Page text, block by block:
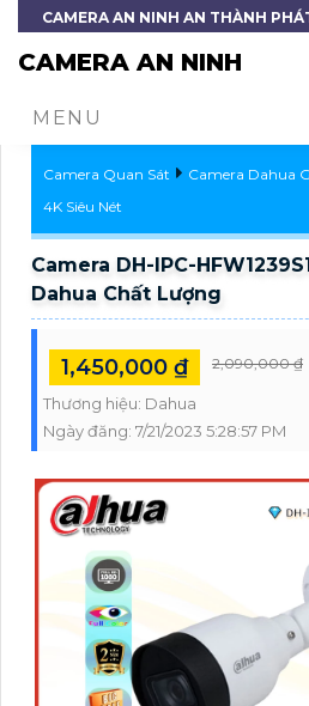
CAMERA AN NINH AN THÀNH
CAMERA AN NINH
MENU
Camera Quan Sát Camera Dahua
4K Siêu Nét
Camera DH-IPC-
Dahua Chất Lượng
1,450,000 ₫ 2,090,000 ₫
Thương hiệu: Dahua
Ngày đăng: 7/21/2023 5:28:57 PM